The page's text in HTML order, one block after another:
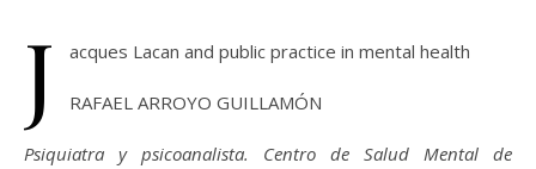
J acques Lacan and public practice in mental health
RAFAEL ARROYO GUILLAMÓN
Psiquiatra y psicoanalista. Centro de Salud Mental de